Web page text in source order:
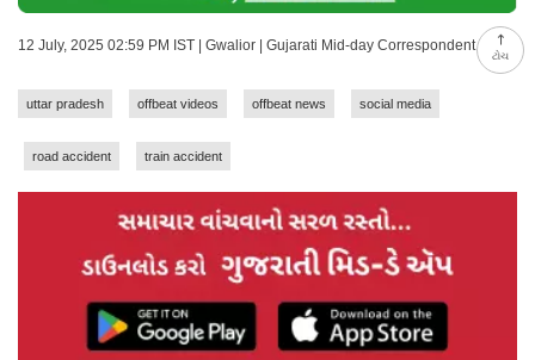
ટોચ
12 July, 2025 02:59 PM IST | Gwalior | Gujarati Mid-day Correspondent
uttar pradesh offbeat videos offbeat news social media
road accident train accident